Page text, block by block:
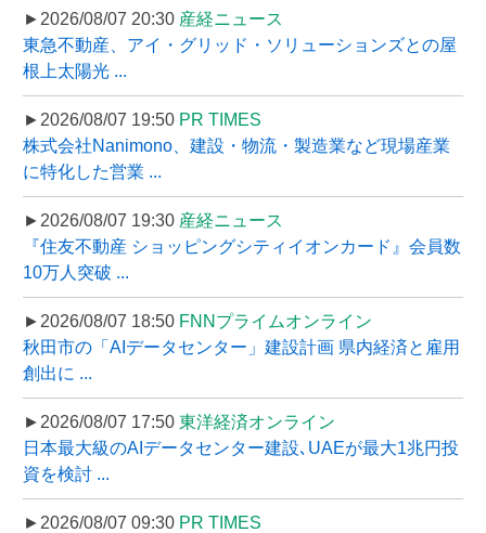
►2026/08/07 20:30 産経ニュース
東急不動産、アイ・グリッド・ソリューションズとの屋
根上太陽光 ...
►2026/08/07 19:50 PR TIMES
株式会社Nanimono、建設・物流・製造業など現場産業
に特化した営業 ...
►2026/08/07 19:30 産経ニュース
『住友不動産 ショッピングシティイオンカード』会員数
10万人突破 ...
►2026/08/07 18:50 FNNプライムオンライン
秋田市の「AIデータセンター」建設計画 県内経済と雇用
創出に ...
►2026/08/07 17:50 東洋経済オンライン
日本最大級のAIデータセンター建設､UAEが最大1兆円投
資を検討 ...
►2026/08/07 09:30 PR TIMES